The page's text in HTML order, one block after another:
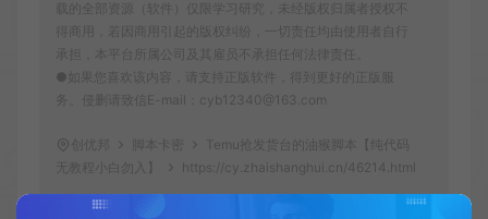
载的全部资源（软件）仅限学习研究，未经版权归属者授权不
得商用，若因商用引起的版权纠纷，一切责任均由使用者自行
承担，本平台所属公司及其雇员不承担任何法律责任。
●如果您喜欢该内容，请支持正版软件，得到更好的正版服
务。侵删请致信E-mail：cyb12340@163.com
创优邦 脚本卡密
Temu抢发货台的油猴脚本【纯代码
无教程小白勿入】
https://cy.zhaishanghui.cn/46214.html